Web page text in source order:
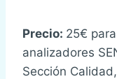
Precio: 25€
analizadores
Sección